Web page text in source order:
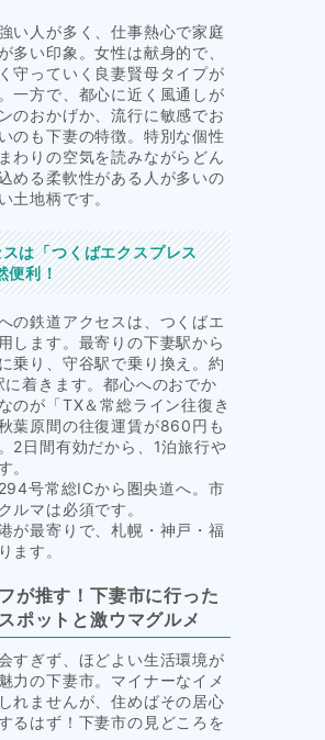
い人が多く、仕事熱心で家庭
多い印象。女性は献身的で、
守っていく良妻賢母タイプが
一方で、都心に近く風通しが
のおかげか、流行に敏感でお
のも下妻の特徴。特別な個性
わりの空気を読みながらどん
める柔軟性がある人が多いの
土地柄です。
は「つくばエクスプレス
便利！
の鉄道アクセスは、つくばエ
します。最寄りの下妻駅から
乗り、守谷駅で乗り換え。約
に着きます。都心へのおでか
のが「TX＆常総ライン往復き
葉原間の往復運賃が860円も
2日間有効だから、1泊旅行や
。
号常総ICから圏央道へ。市
ルマは必須です。
が最寄りで、札幌・神戸・福
ます。
が推す！下妻市に行った
ポットと激ウマグルメ
すぎず、ほどよい生活環境が
力の下妻市。マイナーなイメ
れませんが、住めばその居心
るはず！下妻市の見どころを